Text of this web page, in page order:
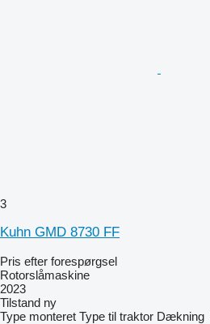
3
Kuhn GMD 8730 FF
Pris efter forespørgsel
Rotorslåmaskine
2023
Tilstand ny
Type monteret Type til traktor Dækning